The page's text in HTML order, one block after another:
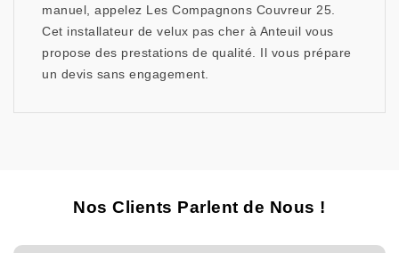
manuel, appelez Les Compagnons Couvreur 25.
Cet installateur de velux pas cher à Anteuil vous
propose des prestations de qualité. Il vous prépare
un devis sans engagement.
Nos Clients Parlent de Nous !